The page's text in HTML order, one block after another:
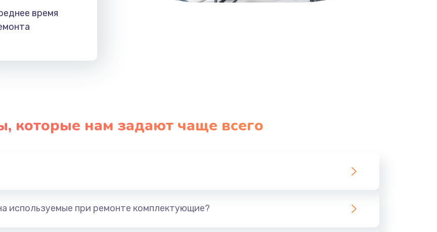
время
которые нам задают чаще всего
используемые при ремонте комплектующие?